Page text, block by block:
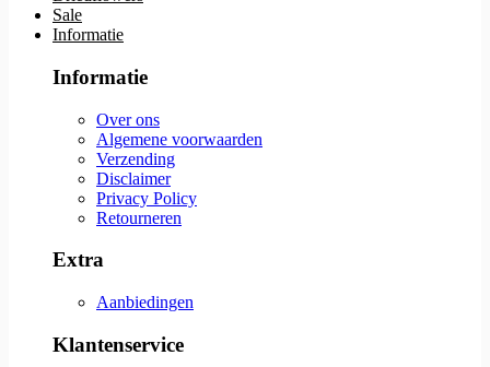
Sale
Informatie
Informatie
Over ons
Algemene voorwaarden
Verzending
Disclaimer
Privacy Policy
Retourneren
Extra
Aanbiedingen
Klantenservice